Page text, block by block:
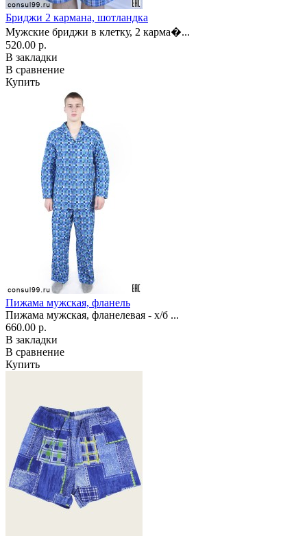
Бриджи 2 кармана, шотландка
Мужские бриджи в клетку, 2 карма�...
520.00 р.
В закладки
В сравнение
Купить
Пижама мужская, фланель
Пижама мужская, фланелевая - х/б ...
660.00 р.
В закладки
В сравнение
Купить